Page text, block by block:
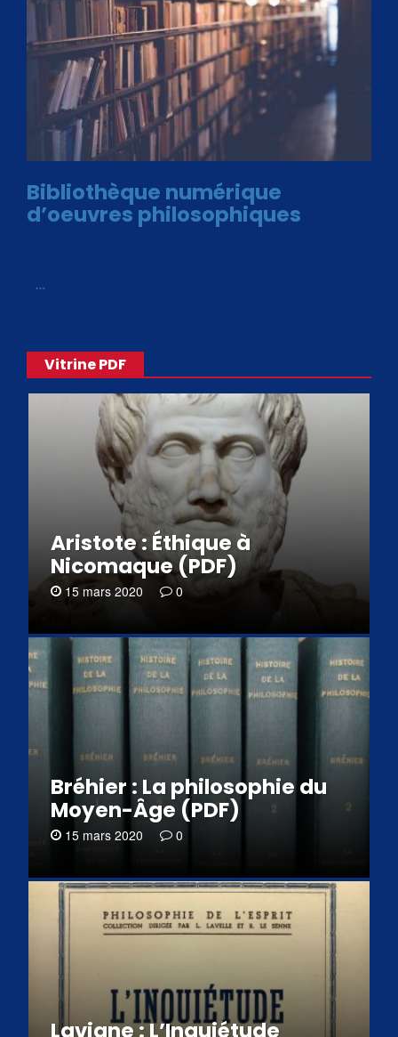
Bibliothèque numérique
d’oeuvres philosophiques
…
Vitrine PDF
Aristote : Éthique à
Nicomaque (PDF)
15 mars 2020 0
Bréhier : La philosophie du
Moyen-Âge (PDF)
15 mars 2020 0
Lavigne : L’Inquiétude